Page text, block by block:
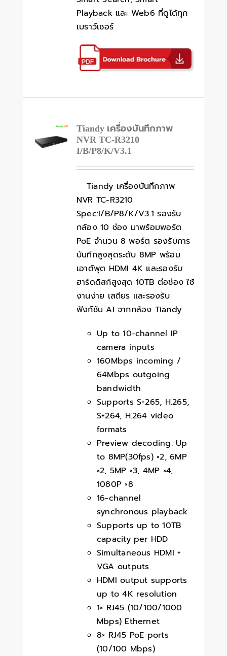
Playback และ Web6 ที่ดูได้ทุก
เบราว์เซอร์
Tiandy เครื่องบันทึกภาพ
NVR TC-R3210
I/B/P8/K/V3.1
Tiandy เครื่องบันทึกภาพ
NVR TC-R3210
Spec:I/B/P8/K/V3.1 รองรับ
กล้อง 10 ช่อง มาพร้อมพอร์ต
PoE จำนวน 8 พอร์ต รองรับการ
บันทึกสูงสุดระดับ 8MP พร้อม
เอาต์พุต HDMI 4K และรองรับ
ฮาร์ดดิสก์สูงสุด 10TB ต่อช่อง ใช้
งานง่าย เสถียร และรองรับ
ฟังก์ชัน AI จากกล้อง Tiandy
Up to 10-channel IP
camera inputs
160Mbps incoming /
64Mbps outgoing
bandwidth
Supports S+265, H.265,
S+264, H.264 video
formats
Preview decoding: Up
to 8MP(30fps) ×2, 6MP
×2, 5MP ×3, 4MP ×4,
1080P ×8
16-channel
synchronous playback
Supports up to 10TB
capacity per HDD
Simultaneous HDMI +
VGA outputs
HDMI output supports
up to 4K resolution
1× RJ45 (10/100/1000
Mbps) Ethernet
8× RJ45 PoE ports
(10/100 Mbps)